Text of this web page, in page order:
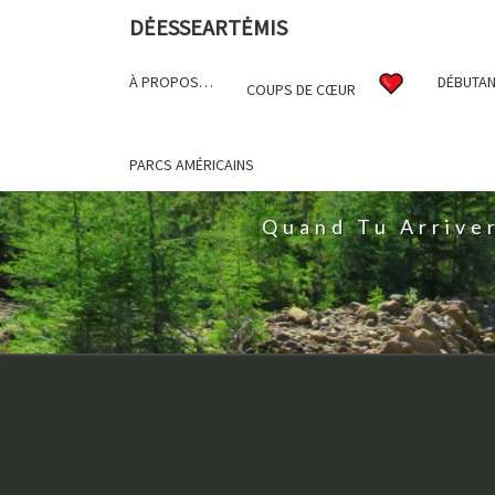
DĖESSEARTĖMIS
À PROPOS… COUPS DE CŒUR
PARCS AMÉRICAINS
Quand Tu